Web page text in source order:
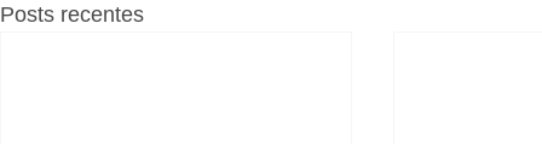
Posts recentes